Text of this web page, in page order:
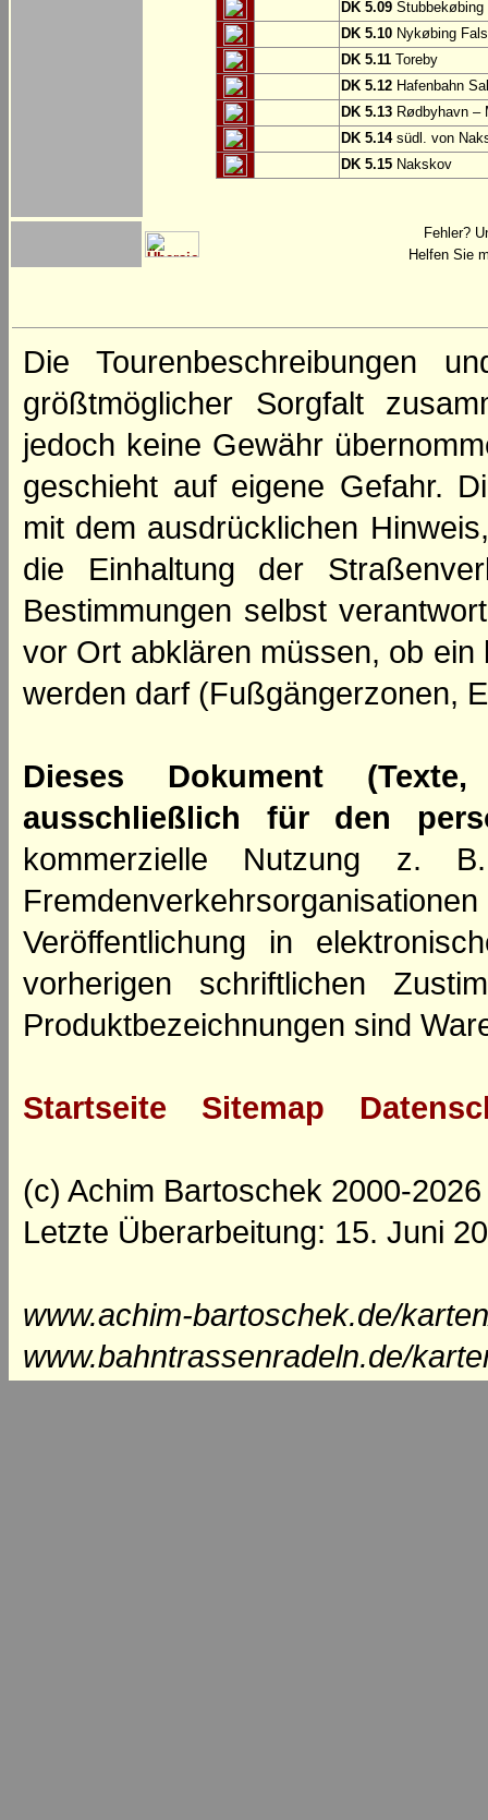
DK 5.09 Stubbekøbing
DK 5.10 Nykøbing
DK 5.11 Toreby
DK 5.12 Hafenbahn
DK 5.13 Rødbyhavn –
DK 5.14südl. von
DK 5.15 Nakskov
Fehler?
Helfen Sie
Die Tourenbeschreibungen
größtmöglicher Sorgfalt
jedoch keine Gewähr
geschieht auf eigene Gefahr.
mit dem ausdrücklichen
die Einhaltung der
Bestimmungen selbst
vor Ort abklären müssen, ob
werden darf (Fußgängerzonen,
Dieses Dokument
ausschließlich für den
kommerzielle Nutzung z.
Veröffentlichung in
vorherigen schriftlichen
Produktbezeichnungen sind
Startseite Sitemap
(c) Achim Bartoschek 2000-2026
Letzte Überarbeitung: 15. Juni
www.achim-bartoschek.de/
www.bahntrassenradeln.de/